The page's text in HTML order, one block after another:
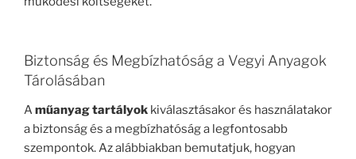
Biztonság és Megbízhatóság a Vegyi Anyagok
Tárolásában
Aműanyag tartályok kiválasztásakor és használatakor
a biztonság és a megbízhatóság a legfontosabb
szempontok. Az alábbiakban bemutatjuk, hogyan